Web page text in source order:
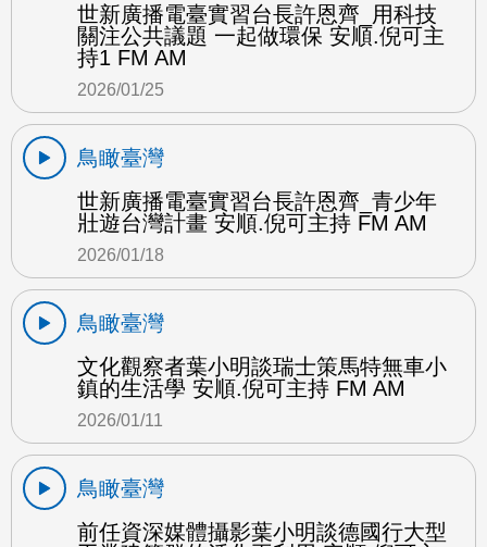
世新廣播電臺實習台長許恩齊_用科技
關注公共議題 一起做環保 安順.倪可主
持1 FM AM
2026/01/25
鳥瞰臺灣
世新廣播電臺實習台長許恩齊_青少年
壯遊台灣計畫 安順.倪可主持 FM AM
2026/01/18
鳥瞰臺灣
文化觀察者葉小明談瑞士策馬特無車小
鎮的生活學 安順.倪可主持 FM AM
2026/01/11
鳥瞰臺灣
前任資深媒體攝影葉小明談德國行大型